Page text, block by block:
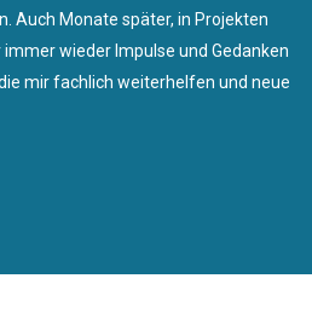
Auch Monate später, in Projekten
wieder Impulse und Gedanken
mir fachlich weiterhelfen und neue